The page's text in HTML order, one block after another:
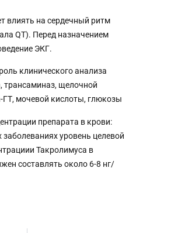
влиять на сердечный ритм
QT). Перед назначением
ЭКГ.
клинического анализа
трансаминаз, щелочной
мочевой кислоты, глюкозы
препарата в крови:
уровень целевой
Такролимуса в
составлять около 6-8 нг/